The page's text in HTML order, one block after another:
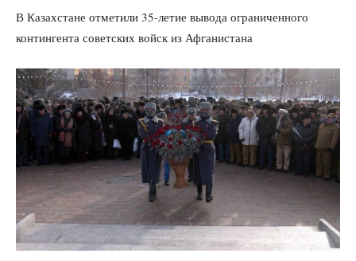
В Казахстане отметили 35-летие вывода ограниченного
контингента советских войск из Афганистана